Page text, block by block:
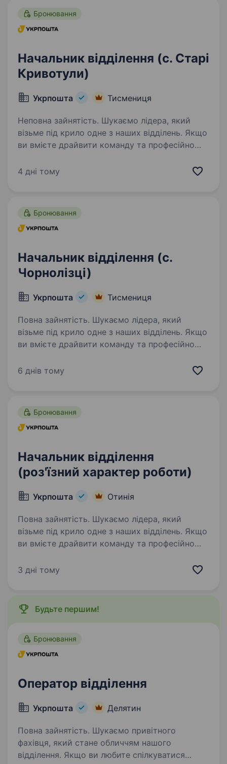
Бронювання
Начальник відділення (с. Старі
Кривотули)
Укрпошта Тисмениця
Неповна зайнятість. Шукаємо лідера, який
візьме під крило одне з наших відділень. Якщо
ви вмієте драйвити команду та професійно
на вас. Ваша роль у команді: Керувати
4 дні тому
Бронювання
Начальник відділення (с.
Чорнолізці)
Укрпошта Тисмениця
Повна зайнятість. Шукаємо лідера, який
візьме під крило одне з наших відділень. Якщо
ви вмієте драйвити команду та професійно
на вас. Ваша роль у команді: Керувати
6 днів тому
Бронювання
Начальник відділення
(роз'їзний характер роботи)
Укрпошта Отинія
Повна зайнятість. Шукаємо лідера, який
візьме під крило одне з наших відділень. Якщо
ви вмієте драйвити команду та професійно
на вас. Ваша роль у команді: Керувати
3 дні тому
Будьте першим!
Бронювання
Оператор відділення
Укрпошта Делятин
Повна зайнятість. Шукаємо привітного
фахівця, який стане обличчям нашого
відділення. Якщо ви любите спілкуватися